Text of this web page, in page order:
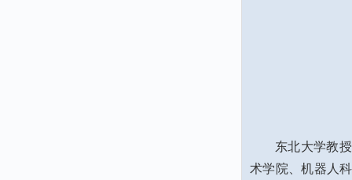
东北大学教
术学院、机器人